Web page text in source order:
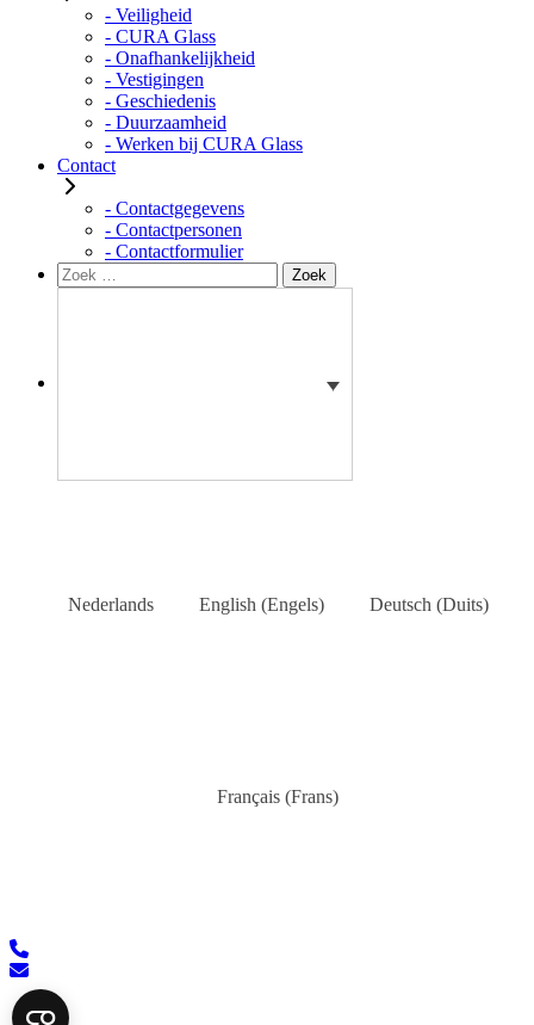
- Veiligheid
- CURA Glass
- Onafhankelijkheid
- Vestigingen
- Geschiedenis
- Duurzaamheid
- Werken bij CURA Glass
Contact
- Contactgegevens
- Contactpersonen
- Contactformulier
Zoeken
naar:
Zoek
Nederlands English(Engels) Deutsch(Duits)
Français (Frans)